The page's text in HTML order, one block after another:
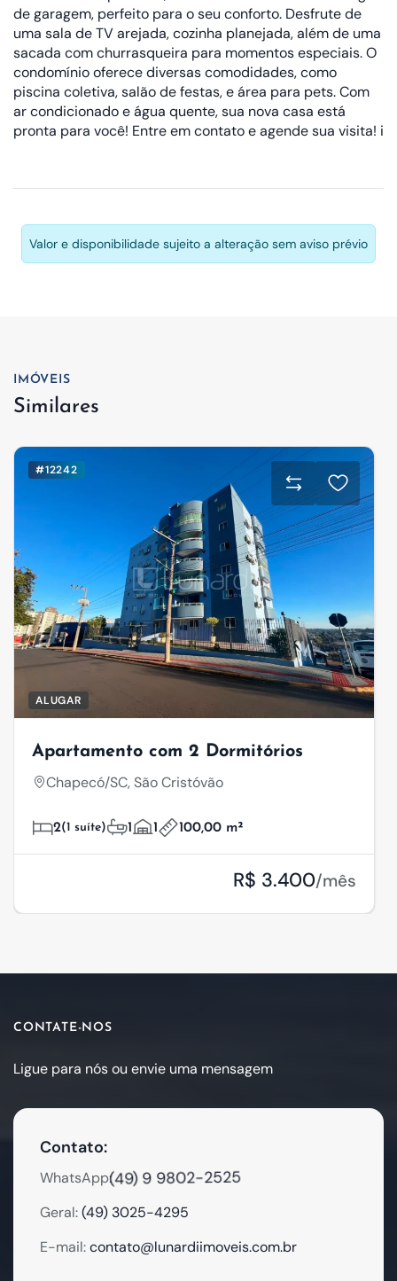
de garagem, perfeito para o seu conforto. Desfrute de
uma sala de TV arejada, cozinha planejada, além de uma
sacada com churrasqueira para momentos especiais. O
condomínio oferece diversas comodidades, como
piscina coletiva, salão de festas, e área para pets. Com
ar condicionado e água quente, sua nova casa está
pronta para você! Entre em contato e agende sua visita! i
Valor e disponibilidade sujeito a alteração sem aviso prévio
IMÓVEIS
Similares
#12242
ALUGAR
Apartamento com 2 Dormitórios
Chapecó/SC, São Cristóvão
2(1 suíte) 1 1 100,00 m²
R$ 3.400/mês
CONTATE-NOS
Ligue para nós ou envie uma mensagem
Contato:
WhatsApp:(49) 9 9802-2525
Geral:(49) 3025-4295
E-mail:contato@lunardiimoveis.com.br